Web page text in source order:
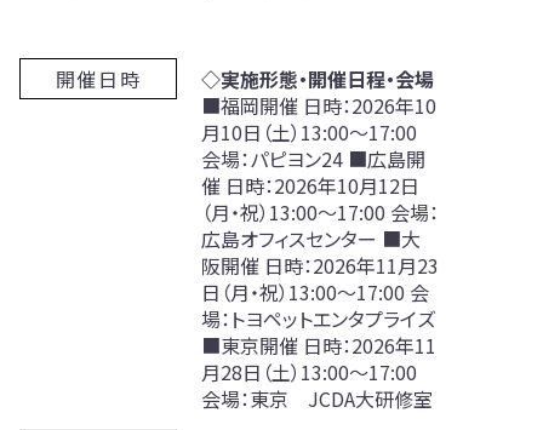
開催日時
◇実施形態・開催日程・会場
■福岡開催 日時：2026年10
月10日（土）13:00～17:00
会場：パピヨン24 ■広島開
催 日時：2026年10月12日
（月・祝）13:00～17:00 会場：
広島オフィスセンター ■大
阪開催 日時：2026年11月23
日（月・祝）13:00～17:00 会
場：トヨペットエンタプライズ
■東京開催 日時：2026年11
月28日（土）13:00～17:00
会場：東京 JCDA大研修室